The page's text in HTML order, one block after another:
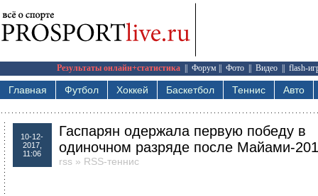
Результаты онлайн+статистика Форум Фото Видео flash-
Главная Футбол Хоккей Баскетбол Теннис Авто
10-12-
2017,
11:06
Гаспарян одержала первую победу в
одиночном разряде после Майами-
rss » RSS-теннис